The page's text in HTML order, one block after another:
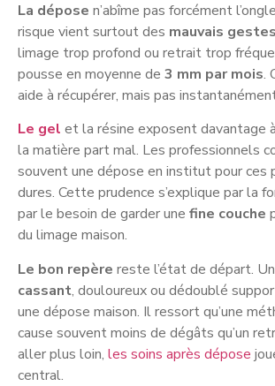
La dépose n’abîme pas forcément
risque vient surtout des mauvais gestes
limage trop profond ou retrait trop
pousse en moyenne de 3 mm par mois.
aide à récupérer, mais pas
Le gel et la résine exposent davantage
la matière part mal. Les professionnels
souvent une dépose en institut pour ces
dures. Cette prudence s’explique par la
par le besoin de garder une fine couche
du limage maison.
Le bon repère reste l’état de départ.
cassant, douloureux ou dédoublé
une dépose maison. Il ressort qu’une
cause souvent moins de dégâts qu’un
aller plus loin, les soins après dépose
central.